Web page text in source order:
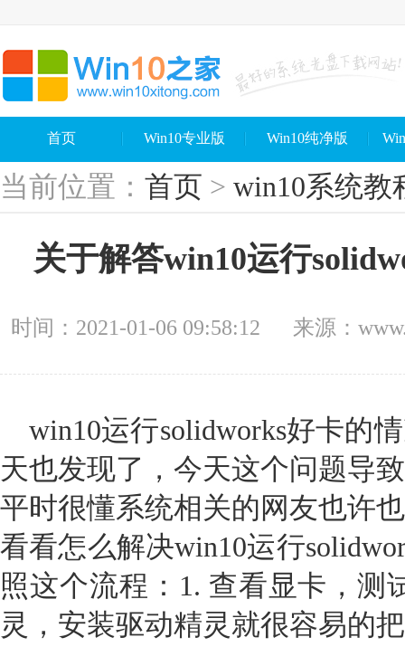
首页 Win10专业版 Win10纯净版
当前位置： 首页 > win10系统教
关于解答win10运行
时间：2021-01-06 09:58:12 来源：
win10运行solidworks好卡的
天也发现了，今天这个问题导
平时很懂系统相关的网友也许
看看怎么解决win10运行
照这个流程：1. 查看显卡，测
灵，安装驱动精灵就很容易的